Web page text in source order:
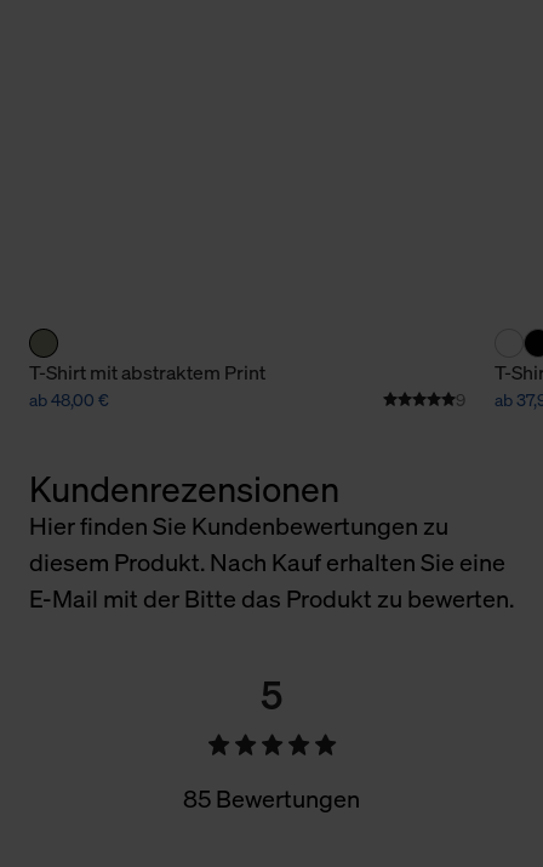
T-Shirt mit abstraktem Print
ab 48,00 € 9
T-
ab
Kundenrezensionen
Hier finden Sie Kundenbewertungen zu
diesem Produkt. Nach Kauf erhalten Sie eine
E-Mail mit der Bitte das Produkt zu bewerten.
5
85 Bewertungen